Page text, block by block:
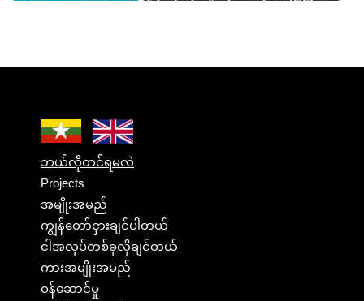
ဘယ်လိုတင်ရမလဲ
Projects
အမျိုးအမည်
ကျွန်တော်ငှားချင်ပါတယ်
ငါအလုပ်တစ်ခုလိုချင်တယ်
ကားအမျိုးအမည်
ဝန်ဆောင်မှု